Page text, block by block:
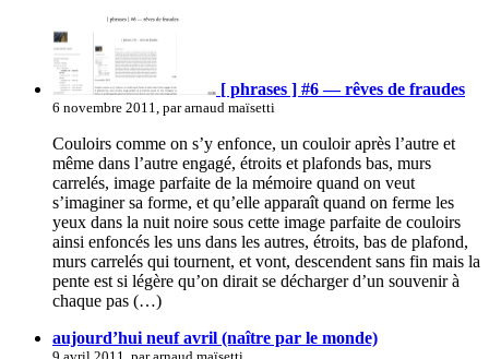
[ phrases ] #6 — rêves de fraudes
6 novembre 2011, par arnaud maïsetti
Couloirs comme on s’y enfonce, un couloir après l’autre et
même dans l’autre engagé, étroits et plafonds bas, murs
carrelés, image parfaite de la mémoire quand on veut
s’imaginer sa forme, et qu’elle apparaît quand on ferme les
yeux dans la nuit noire sous cette image parfaite de couloirs
ainsi enfoncés les uns dans les autres, étroits, bas de plafond,
murs carrelés qui tournent, et vont, descendent sans fin mais la
pente est si légère qu’on dirait se décharger d’un souvenir à
chaque pas (…)
aujourd’hui neuf avril (naître par le monde)